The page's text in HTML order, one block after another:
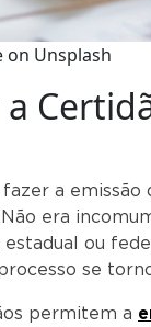
on Unsplash
a
era
ou
se
permitem a